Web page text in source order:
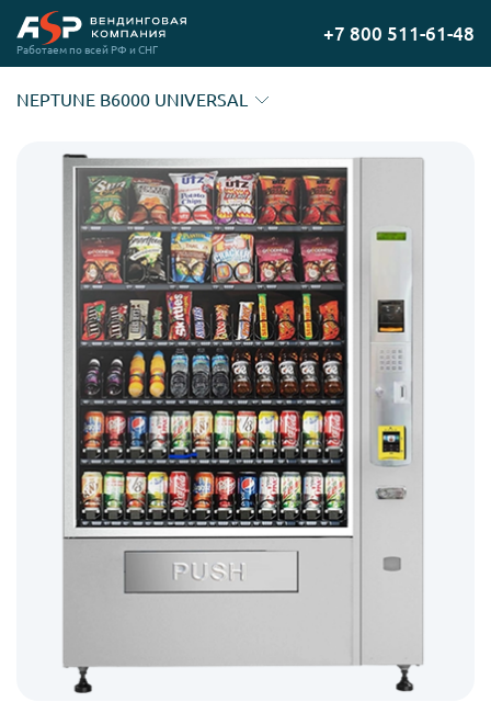
Перейти
на
Работаем по всей РФ и СНГ
+7 800 511-61-48
NEPTUNE B6000 UNIVERSAL